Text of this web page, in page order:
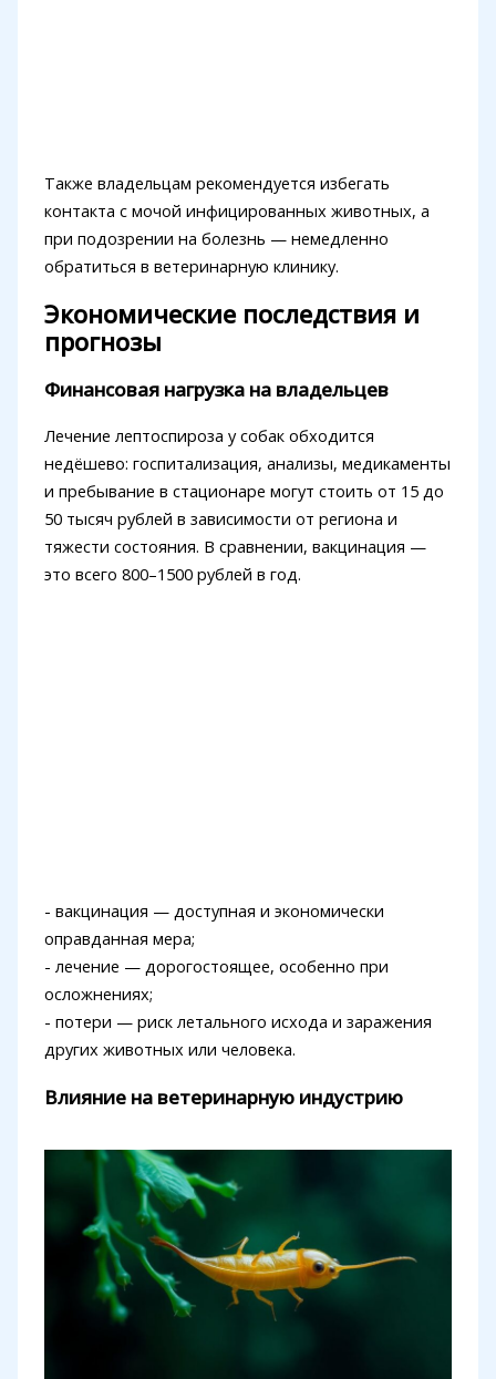
Также владельцам рекомендуется избегать
контакта с мочой инфицированных животных, а
при подозрении на болезнь — немедленно
обратиться в ветеринарную клинику.
Экономические последствия и
прогнозы
Финансовая нагрузка на владельцев
Лечение лептоспироза у собак обходится
недёшево: госпитализация, анализы, медикаменты
и пребывание в стационаре могут стоить от 15 до
50 тысяч рублей в зависимости от региона и
тяжести состояния. В сравнении, вакцинация —
это всего 800–1500 рублей в год.
- вакцинация — доступная и экономически
оправданная мера;
- лечение — дорогостоящее, особенно при
осложнениях;
- потери — риск летального исхода и заражения
других животных или человека.
Влияние на ветеринарную индустрию